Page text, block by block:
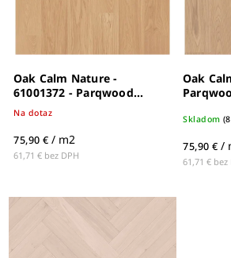
Oak Calm Nature -
61001372 - Parqwood
dyhovaná drevená podlaha
Na dotaz
61,71 € bez DPH
75,90 € / m2
Oak
Skladom (
61,71 € bez
75,90 € /